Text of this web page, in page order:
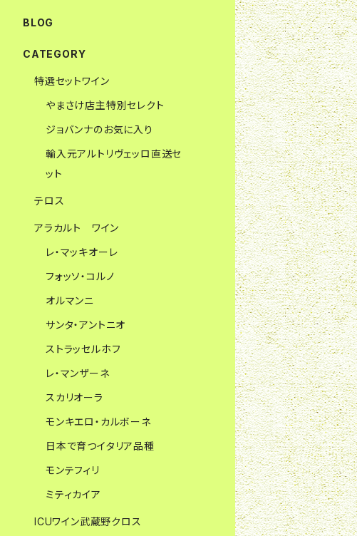
BLOG
CATEGORY
特選セットワイン
やまさけ店主特別セレクト
ジョバンナのお気に入り
輸入元アルトリヴェッロ直送セ
ット
テロス
アラカルト ワイン
レ・マッキオーレ
フォッソ・コルノ
オルマンニ
サンタ・アントニオ
ストラッセルホフ
レ・マンザーネ
スカリオーラ
モンキエロ・カルボーネ
日本で育つイタリア品種
モンテフィリ
ミティカイア
ICUワイン武蔵野クロス